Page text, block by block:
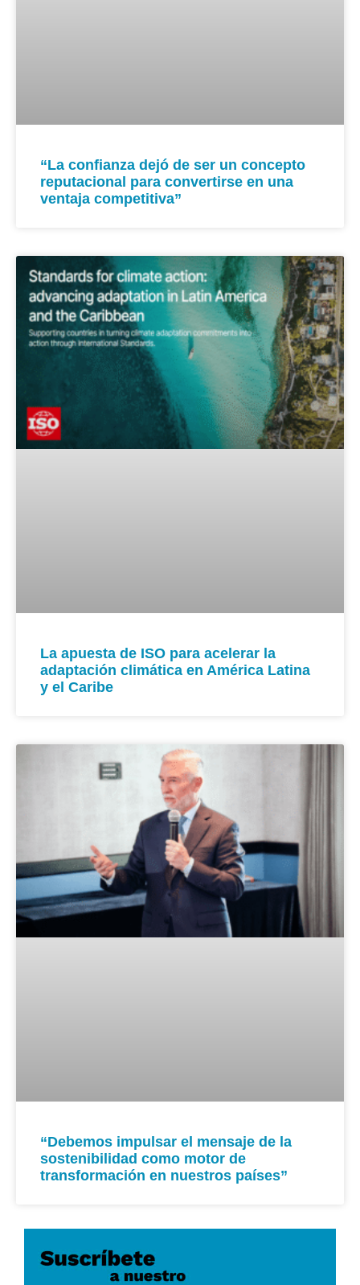
“La confianza dejó de ser un concepto
reputacional para convertirse en una
ventaja competitiva”
La apuesta de ISO para acelerar la
adaptación climática en América Latina
y el Caribe
“Debemos impulsar el mensaje de la
sostenibilidad como motor de
transformación en nuestros países”